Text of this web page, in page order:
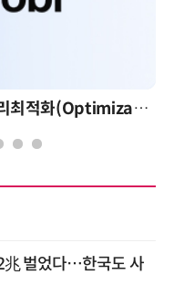
AI 시대의 의사결정을 바꾸는 수리최적화(Optimization): 실제 산업 적용 사례와 활용 전략
兆 벌었다…한국도 사